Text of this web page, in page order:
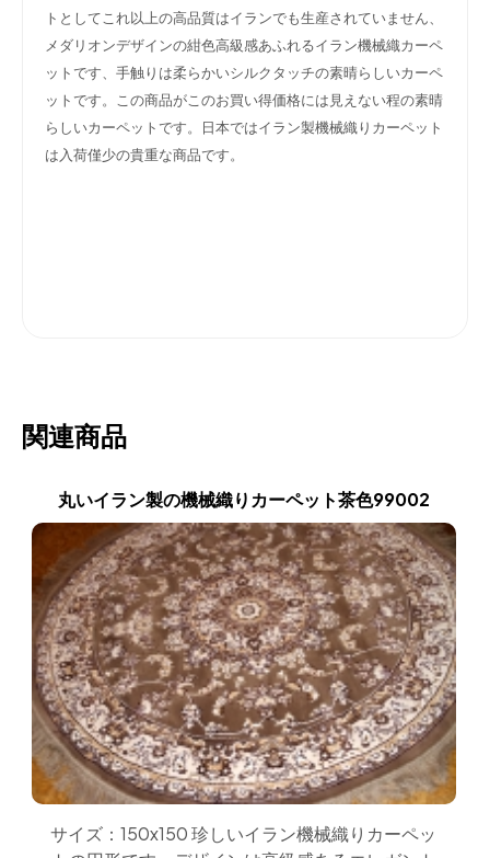
トとしてこれ以上の高品質はイランでも生産されていません、
メダリオンデザインの紺色高級感あふれるイラン機械織カーペ
ットです、手触りは柔らかいシルクタッチの素晴らしいカーペ
ットです。この商品がこのお買い得価格には見えない程の素晴
らしいカーペットです。日本ではイラン製機械織りカーペット
は入荷僅少の貴重な商品です。
関連商品
丸いイラン製の機械織りカーペット茶色99002
サイズ：150x150 珍しいイラン機械織りカーペッ